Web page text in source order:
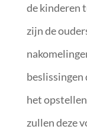
de kinderen
zijn de
beslissingen
het
zullen deze